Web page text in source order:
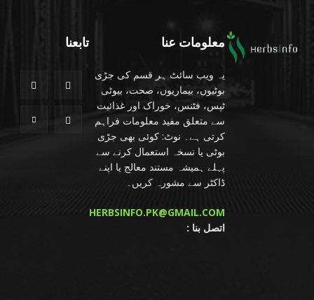
معلومات عنا
یہ ویب سائٹ ہر قسم کی جڑی
بوٹیوں، بیماریوں، صحت، بیوٹی
ٹپس، فٹنس، خوراک اور غذائیت
سے متعلق مفید معلومات فراہم
کرتی ہے۔ نوٹ: کوئی بھی جڑی
بوٹی یا نسخہ استعمال کرنے سے
پہلے ہمیشہ مستند معالج یا اپنے
ڈاکٹر سے مشورہ کریں۔
HERBSINFO.PK@GMAIL.COM
: اتصل بنا
تابعنا